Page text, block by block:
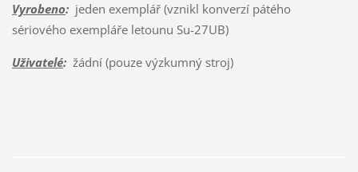
Vyrobeno:jeden exemplář (vznikl konverzí pátého
sériového exempláře letounu Su-27UB)
Uživatelé:žádní (pouze výzkumný stroj)